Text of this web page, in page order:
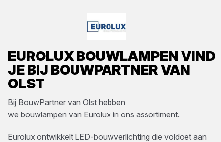
EUROLUXBOUWLAMPENVIND
JE BIJ BOUWPARTNER VAN
OLST
Bij BouwPartner van Olst hebben
we bouwlampen van Eurolux in ons assortiment.
Eurolux ontwikkelt LED-bouwverlichting die voldoet aan